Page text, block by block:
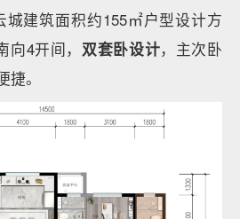
城建筑面积约155㎡户型设计方
4开间， 双套卧设计，主次卧
。